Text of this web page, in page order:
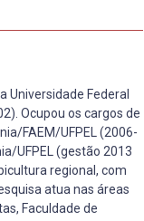
Universidade Federal
Ocupou os cargos de
FAEM/UFPEL (2006-
UFPEL (gestão 2013
regional, com
atua nas áreas
Faculdade de